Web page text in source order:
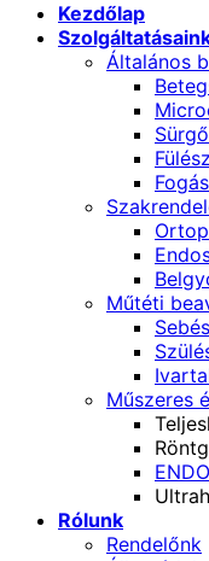
Kezdőlap
Általános
Műtéti
Műszeres
Rólunk
Rendelőnk